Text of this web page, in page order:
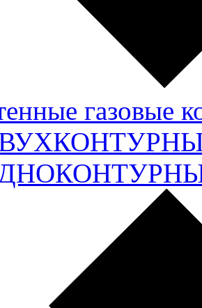
газовые